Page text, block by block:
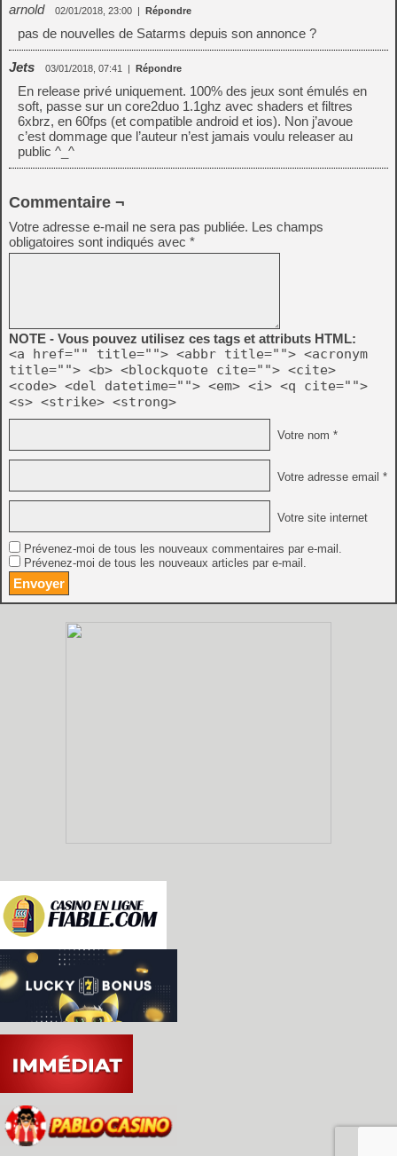
arnold 02/01/2018, 23:00 | Répondre
pas de nouvelles de Satarms depuis son annonce ?
Jets 03/01/2018, 07:41 | Répondre
En release privé uniquement. 100% des jeux sont émulés en
soft, passe sur un core2duo 1.1ghz avec shaders et filtres
6xbrz, en 60fps (et compatible android et ios). Non j’avoue
c’est dommage que l’auteur n’est jamais voulu releaser au
public ^_^
Commentaire ¬
Votre adresse e-mail ne sera pas publiée. Les champs
obligatoires sont indiqués avec *
NOTE - Vous pouvez utilisez ces tags et attributs HTML:
<a href="" title=""> <abbr title=""> <acronym
title=""> <b> <blockquote cite=""> <cite>
<code> <del datetime=""> <em> <i> <q cite="">
<s> <strike> <strong>
Votre nom *
Votre adresse email *
Votre site internet
Prévenez-moi de tous les nouveaux commentaires par e-mail.
Prévenez-moi de tous les nouveaux articles par e-mail.